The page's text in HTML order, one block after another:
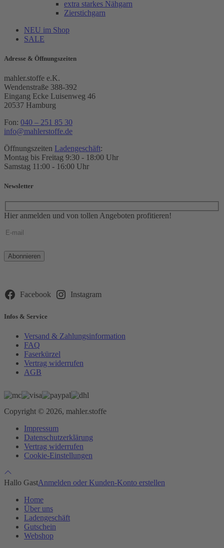
extra starkes Nähgarn
Zierstichgarn
NEU im Shop
SALE
Adresse & Öffnungszeiten
mahler.stoffe e.K.
Wendenstraße 388-392
Eingang Ecke Luisenweg 46
20537 Hamburg
Fon: 040 – 251 85 30
info@mahlerstoffe.de
Öffnungszeiten Ladengeschäft:
Montag bis Freitag 9:30 - 18:00 Uhr
Samstag 11:00 - 16:00 Uhr
Newsletter
Hier anmelden und von tollen Angeboten profitieren!
Bitte
lasse
leer.
Facebook Instagram
Infos & Service
Versand & Zahlungsinformation
FAQ
Faserkürzel
Vertrag widerrufen
AGB
Copyright © 2026, mahler.stoffe
Impressum
Datenschutzerklärung
Vertrag widerrufen
Cookie-Einstellungen
Hallo GastAnmelden oder Kunden-Konto erstellen
Home
Über uns
Ladengeschäft
Gutschein
Webshop